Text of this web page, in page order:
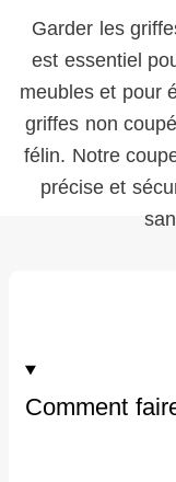
Garder les
est essentiel
meubles et pour
griffes non
félin. Notre
précise et
Comment